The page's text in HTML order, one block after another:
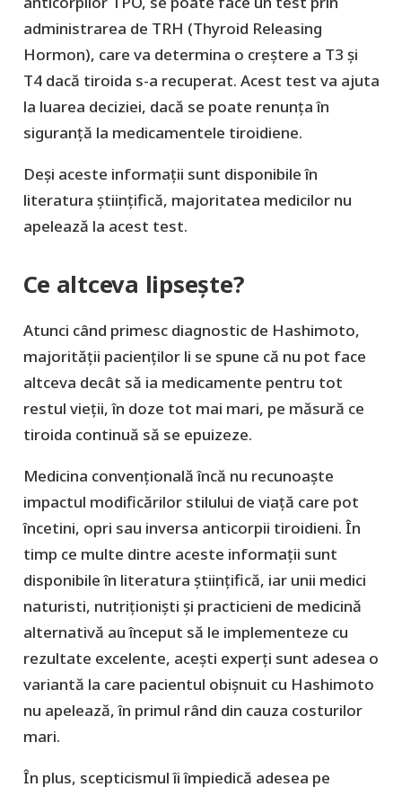
administrarea de TRH (Thyroid Releasing
Hormon), care va determina o creștere a T3 și
T4 dacă tiroida s-a recuperat. Acest test va ajuta
la luarea deciziei, dacă se poate renunța în
siguranță la medicamentele tiroidiene.
Deși aceste informații sunt disponibile în
literatura științifică, majoritatea medicilor nu
apelează la acest test.
Ce altceva lipsește?
Atunci când primesc diagnostic de Hashimoto,
majorității pacienților li se spune că nu pot face
altceva decât să ia medicamente pentru tot
restul vieții, în doze tot mai mari, pe măsură ce
tiroida continuă să se epuizeze.
Medicina convențională încă nu recunoaște
impactul modificărilor stilului de viață care pot
încetini, opri sau inversa anticorpii tiroidieni. În
timp ce multe dintre aceste informații sunt
disponibile în literatura științifică, iar unii medici
naturisti, nutriționiști și practicieni de medicină
alternativă au început să le implementeze cu
rezultate excelente, acești experți sunt adesea o
variantă la care pacientul obișnuit cu Hashimoto
nu apelează, în primul rând din cauza costurilor
mari.
În plus, scepticismul îi împiedică adesea pe